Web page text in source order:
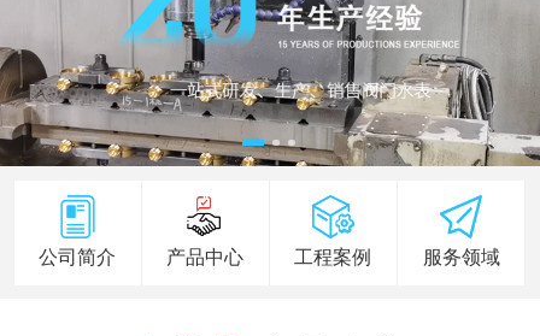
公司简介 产品中心 工程案例 服务领域